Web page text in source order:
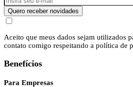
Quero receber novidades
Aceito que meus dados sejam utilizados
contato comigo respeitando a política de
Benefícios
Para Empresas